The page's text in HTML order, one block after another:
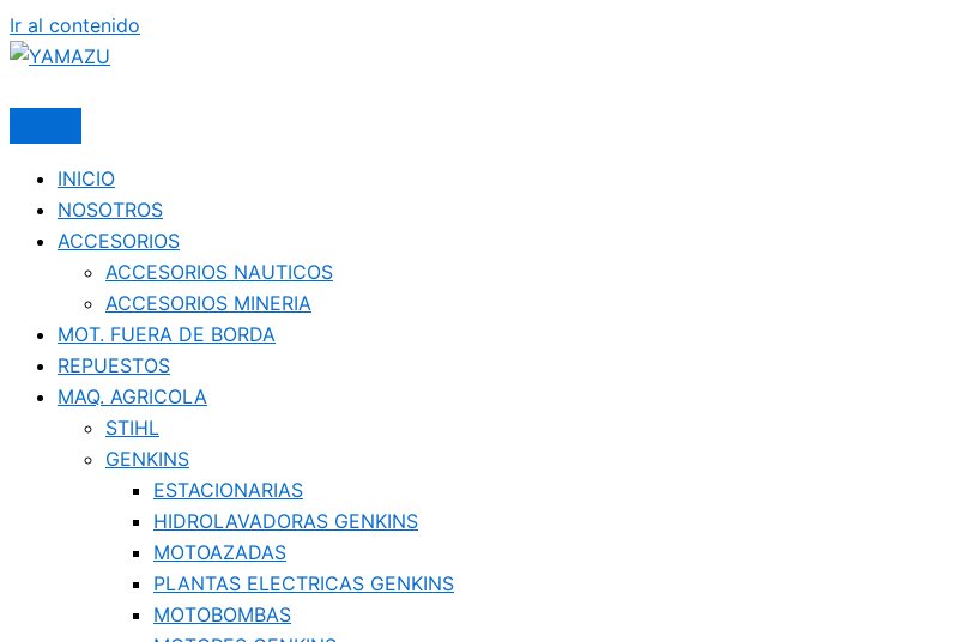
Ir al contenido
INICIO
NOSOTROS
ACCESORIOS
ACCESORIOS NAUTICOS
ACCESORIOS MINERIA
MOT. FUERA DE BORDA
REPUESTOS
MAQ. AGRICOLA
STIHL
GENKINS
ESTACIONARIAS
HIDROLAVADORAS GENKINS
MOTOAZADAS
PLANTAS ELECTRICAS GENKINS
MOTOBOMBAS